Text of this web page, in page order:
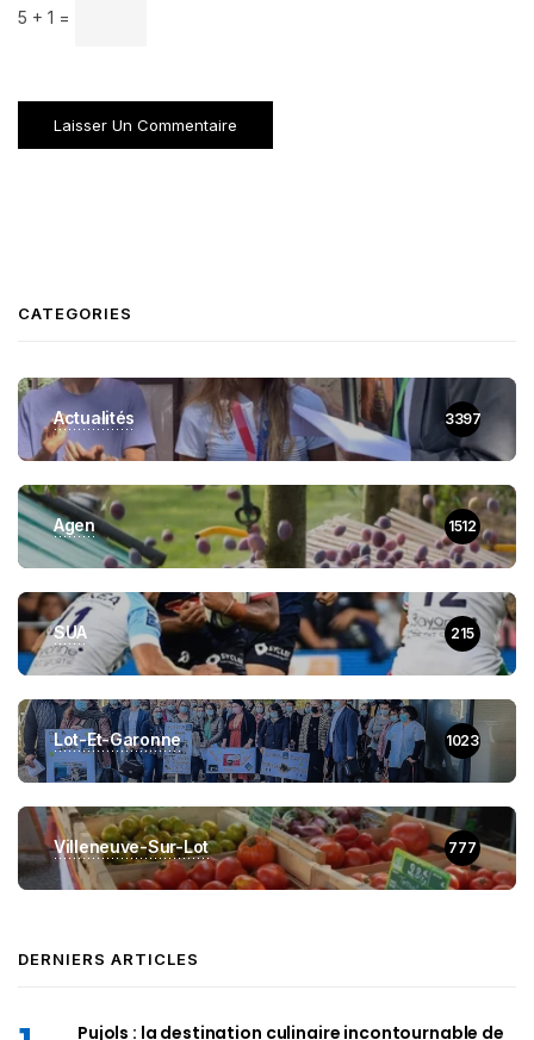
5 + 1 =
CATEGORIES
Actualités 3397
Agen 1512
SUA 215
Lot-Et-Garonne 1023
Villeneuve-Sur-Lot 777
DERNIERS ARTICLES
Pujols : la destination culinaire incontournable de